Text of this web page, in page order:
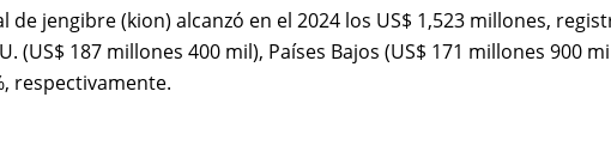
jengibre (kion) alcanzó en el 2024 los US$ 1,523 millones,
(US$ 187 millones 400 mil), Países Bajos (US$ 171 millones 900
respectivamente.